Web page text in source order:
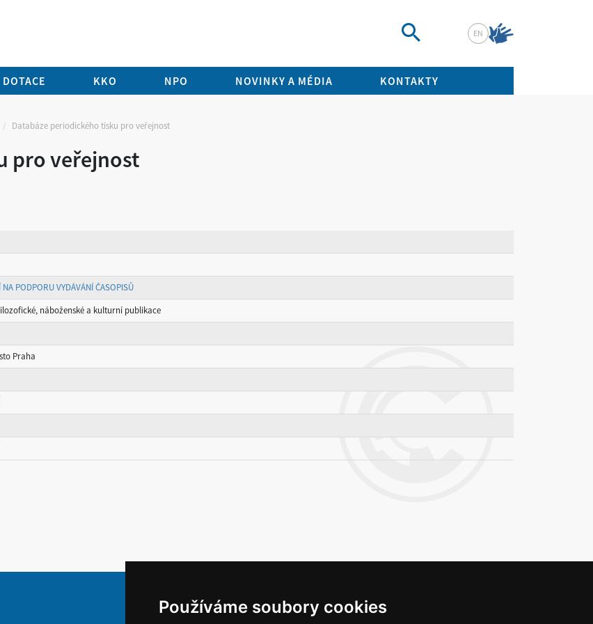
Používáme soubory cookies
EN
DOTACE KKO NPO NOVINKY A MÉDIA KONTAKTY
Databáze periodického tisku pro veřejnost
pro veřejnost
PODPORU VYDÁVÁNÍ ČASOPISŮ
náboženské a kulturní publikace
Praha